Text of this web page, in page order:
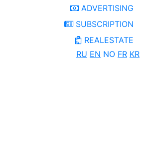
ADVERTISING
SUBSCRIPTION
REALESTATE
RU EN NO FR KR